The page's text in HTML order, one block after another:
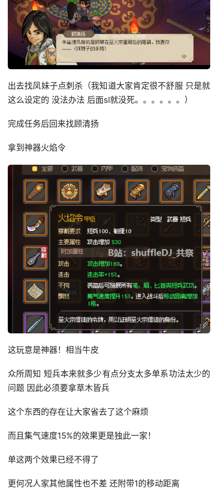
出去找凤妹子点刺杀（我知道大家肯定很不舒服 只是就
这么设定的 没法办法 后面sl就没死。。。。。。）
完成任务后回来找顾清扬
拿到神器火焰令
这玩意是神器！相当牛皮
众所周知 短兵本来就多少有点分支太多单系功法太少的
问题 因此必须要拿草木皆兵
这个东西的存在让大家省去了这个麻烦
而且集气速度15%的效果更是独此一家！
单这两个效果已经不得了
更何况人家其他属性也不差 还附带1的移动距离